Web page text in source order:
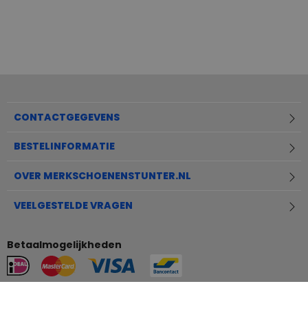
CONTACTGEGEVENS
BESTELINFORMATIE
OVER MERKSCHOENENSTUNTER.NL
VEELGESTELDE VRAGEN
Betaalmogelijkheden